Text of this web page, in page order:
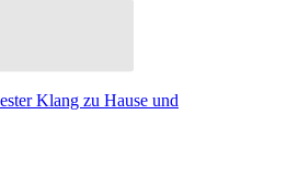
Klang zu Hause und